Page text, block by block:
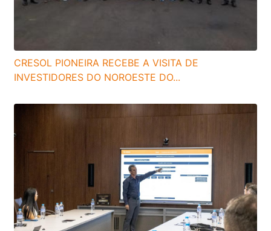
CRESOL PIONEIRA RECEBE A VISITA DE
INVESTIDORES DO NOROESTE DO...